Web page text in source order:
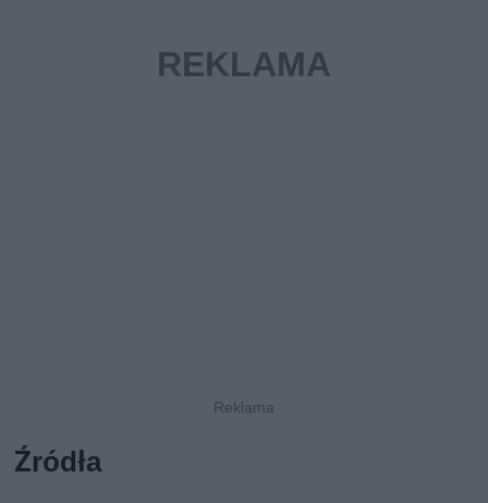
Źródła